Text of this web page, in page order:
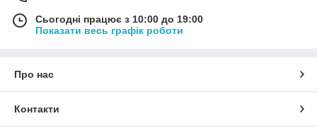
Сьогодні працює з 10:00 до 19:00
Показати весь графік роботи
Про нас
Контакти